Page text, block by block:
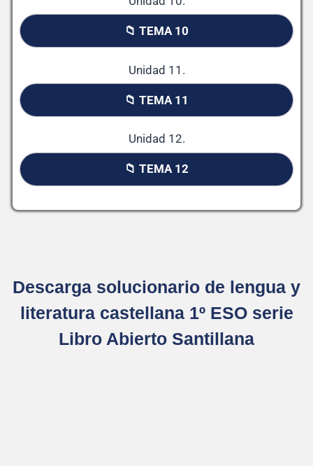
📁 TEMA 10
Unidad 11.
📁 TEMA 11
Unidad 12.
📁 TEMA 12
Descarga solucionario de lengua y
literatura castellana 1º ESO serie
Libro Abierto Santillana